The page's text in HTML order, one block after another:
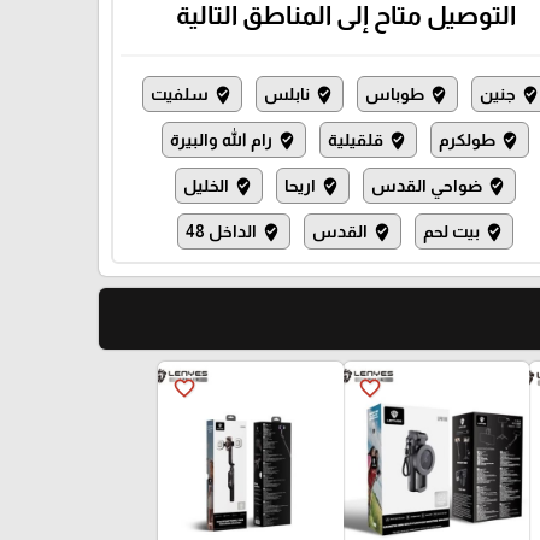
التوصيل متاح إلى المناطق التالية
where_to_vote جنين where_to_vote طوباس where_to_vote نابلس where_to_vote سلفيت
where_to_vote طولكرم where_to_vote قلقيلية where_to_vote رام الله والبيرة
where_to_vote ضواحي القدس where_to_vote اريحا where_to_vote الخليل
where_to_vote بيت لحم where_to_vote القدس where_to_vote الداخل 48
favorite_border
favorite_border